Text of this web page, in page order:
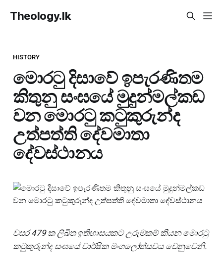
Theology.lk
HISTORY
මොරටු දිසාවේ ඉපැරණිතම
කිතුනු සංඝයේ මුදුන්මල්කඩ
වන මොරටු කටුකුරුන්ද
උත්පත්ති දේවමාතා
දේවස්ථානය
වසර 479 ක ලිඛිත ඉතිහාසයකට උරුමකම් කියන මොරටු
කටුකුරුන්ද සංඝයේ වාර්ෂික මංගලෝත්සවය වෙනුවෙනි.